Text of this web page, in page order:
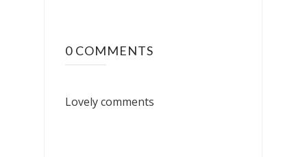
0 COMMENTS
Lovely comments